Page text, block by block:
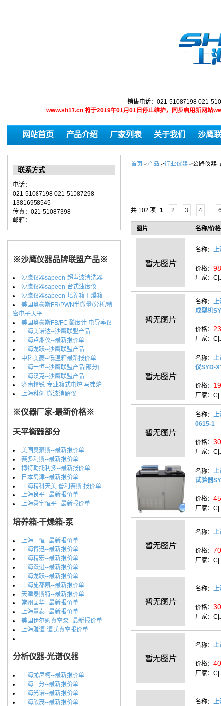
销售电话：021-51087198 021-
www.sh17.cn 将于2019年01月01日停止维护，同步启用新网站
网站首页 产品介绍 厂家列表 关于我们 沙鹰
联系方式
电话：
021-51087198 021-51087298
13816958545
传真：021-51087398
邮箱：
※沙鹰仪器品牌联盟产品※
沙鹰仪器sapeen-超声波清洗器
沙鹰仪器sapeen-台式浊度仪
沙鹰仪器sapeen-培养箱干燥箱
美国奥豪斯FR/PWN半微量/分析/精
密电子天平
美国奥豪斯FB/FC 酸度计 电导率仪
上海美谱达--沙鹰联盟产品
上海卢湘仪--最新报价单
上海龙跃--沙鹰联盟产品
中科美菱--低温箱最新报价单
上海一恒--沙鹰联盟产品[部分]
上海汉克--沙鹰联盟产品
济南精锐-专业箱式电炉 马弗炉
上海科创-微波消解仪
※仪器厂家-最新价格※
天平衡器部分
美国奥豪斯--最新报价单
赛多利斯--最新报价单
梅特勒托利多--最新报价单
日本岛津--最新报价单
上海精科天美 普利赛斯 报价单
上海良平--最新报价单
上海舜宇恒平--最新报价单
培养箱-干燥箱-泵
上海一恒--最新报价单
上海博迅--最新报价单
上海精宏--最新报价单
上海跃进--最新报价单
上海龙跃--最新报价单
上海施都凯--最新报价单
天津泰斯特--最新报价单
常州国华--最新报价单
上海慧泰--最新报价单
美国伊尔姆真空泵--最新报价单
上海雅谭-谭氏真空报价单
分析仪器-光谱仪器
上海尤尼柯--最新报价单
上海上分--最新报价单
上海光谱--最新报价单
上海欣茂--最新报价单
首页 >产品 >行业仪器 >公路仪器
共 102 项 1 2 3 4 .. 6
图片 名称/价
名称： 上
价格：
厂家： C|
名称： 上
成型机
价格：
厂家： C|
名称： 上
仪SYD-
价格：
厂家： C|
名称： 上
0615-1
价格：
厂家： C|
名称： 上
试验器
价格：
厂家： C|
名称： 上
价格：
厂家： C|
名称： 上
价格：
厂家： C|
名称： 上
价格：
厂家： C|
名称： 上